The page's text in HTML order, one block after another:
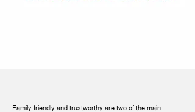
Family friendly and trustworthy are two of the main